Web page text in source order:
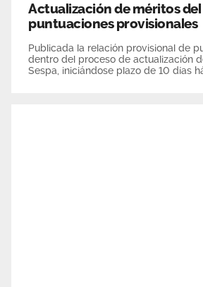
Actualización de méritos del
puntuaciones provisionales
Publicada la relación provisional de
dentro del proceso de actualización
Sespa, iniciándose plazo de 10 días